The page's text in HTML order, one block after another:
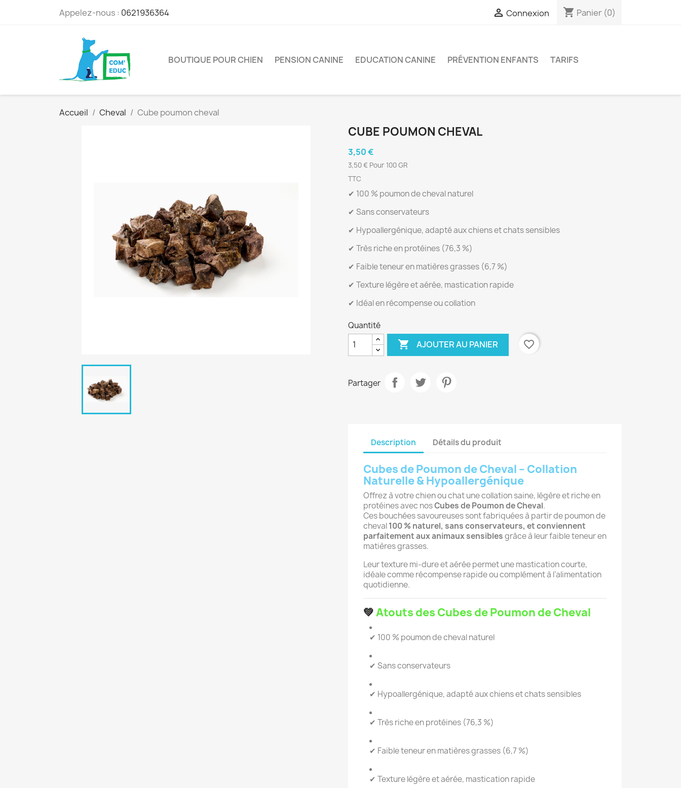
Appelez-nous : 0621936364  Connexion shopping_cart Panier (0)
BOUTIQUE POUR CHIEN PENSION CANINE EDUCATION CANINE PRÉVENTION ENFANTS TARIFS
Accueil Cheval Cube poumon cheval
CUBE POUMON CHEVAL
3,50 €
3,50 € Pour 100 GR
TTC
✔ 100 % poumon de cheval naturel
✔ Sans conservateurs
✔ Hypoallergénique, adapté aux chiens et chats sensibles
✔ Très riche en protéines (76,3 %)
✔ Faible teneur en matières grasses (6,7 %)
✔ Texture légère et aérée, mastication rapide
✔ Idéal en récompense ou collation
Quantité
 AJOUTER AU PANIER favorite_border
Partager
Description Détails du produit
Cubes de Poumon de Cheval – Collation
Naturelle & Hypoallergénique
Offrez à votre chien ou chat une collation saine, légère et riche en
protéines avec nosCubes de Poumon de Cheval.
Ces bouchées savoureuses sont fabriquées à partir de poumon de
cheval100 % naturel, sans conservateurs, et conviennent
parfaitement aux animaux sensiblesgrâce à leur faible teneur en
matières grasses.
Leur texture mi-dure et aérée permet une mastication courte,
idéale comme récompense rapide ou complément à l’alimentation
quotidienne.
💚Atouts des Cubes de Poumon de Cheval
✔ 100 % poumon de cheval naturel
✔ Sans conservateurs
✔ Hypoallergénique, adapté aux chiens et chats sensibles
✔ Très riche en protéines (76,3 %)
✔ Faible teneur en matières grasses (6,7 %)
✔ Texture légère et aérée, mastication rapide